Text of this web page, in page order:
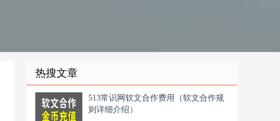
热搜文章
513常识网软文合作费用（软文合作规
则详细介绍）